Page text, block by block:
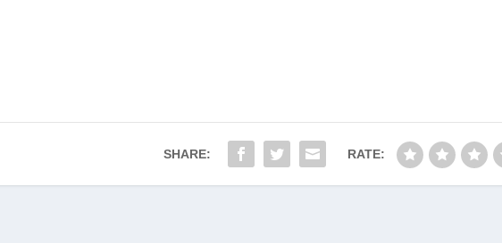
SHARE: RATE: